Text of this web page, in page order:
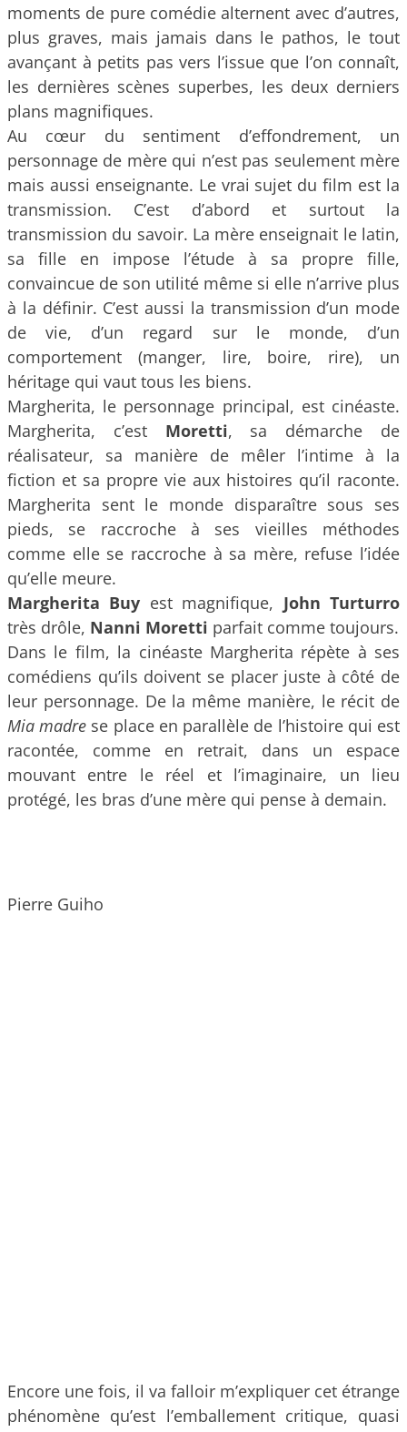
moments de pure comédie alternent avec d’autres,
plus graves, mais jamais dans le pathos, le tout
avançant à petits pas vers l’issue que l’on connaît,
les dernières scènes superbes, les deux derniers
plans magnifiques.
Au cœur du sentiment d’effondrement, un
personnage de mère qui n’est pas seulement mère
mais aussi enseignante. Le vrai sujet du film est la
transmission. C’est d’abord et surtout la
transmission du savoir. La mère enseignait le latin,
sa fille en impose l’étude à sa propre fille,
convaincue de son utilité même si elle n’arrive plus
à la définir. C’est aussi la transmission d’un mode
de vie, d’un regard sur le monde, d’un
comportement (manger, lire, boire, rire), un
héritage qui vaut tous les biens.
Margherita, le personnage principal, est cinéaste.
Margherita, c’est Moretti, sa démarche de
réalisateur, sa manière de mêler l’intime à la
fiction et sa propre vie aux histoires qu’il raconte.
Margherita sent le monde disparaître sous ses
pieds, se raccroche à ses vieilles méthodes
comme elle se raccroche à sa mère, refuse l’idée
qu’elle meure.
Margherita Buy est magnifique, John Turturro
très drôle, Nanni Moretti parfait comme toujours.
Dans le film, la cinéaste Margherita répète à ses
comédiens qu’ils doivent se placer juste à côté de
leur personnage. De la même manière, le récit de
Mia madre se place en parallèle de l’histoire qui est
racontée, comme en retrait, dans un espace
mouvant entre le réel et l’imaginaire, un lieu
protégé, les bras d’une mère qui pense à demain.
Pierre Guiho
Encore une fois, il va falloir m’expliquer cet étrange
phénomène qu’est l’emballement critique, quasi